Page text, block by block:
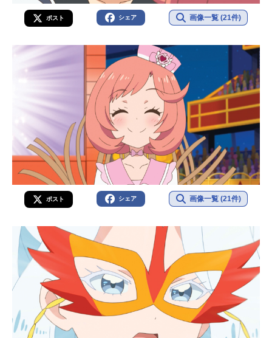
ポスト シェア 画像一覧 (21件)
ポスト シェア 画像一覧 (21件)